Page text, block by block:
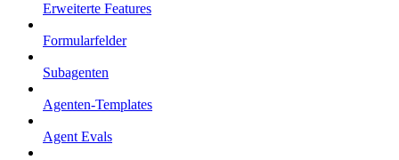
Erweiterte Features
Formularfelder
Subagenten
Agenten-Templates
Agent Evals